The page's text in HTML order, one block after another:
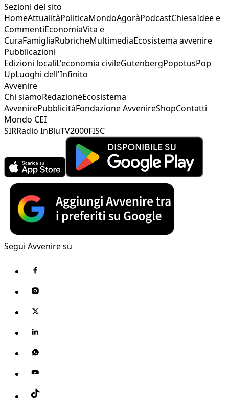
Sezioni del sito
HomeAttualitàPoliticaMondoAgoràPodcastChiesaIdee e
CommentiEconomiaVita e
CuraFamigliaRubricheMultimediaEcosistema avvenire
Pubblicazioni
Edizioni localiL'economia civileGutenbergPopotusPop
UpLuoghi dell'Infinito
Avvenire
Chi siamoRedazioneEcosistema
AvvenirePubblicitàFondazione AvvenireShopContatti
Mondo CEI
SIRRadio InBluTV2000FISC
Segui Avvenire su